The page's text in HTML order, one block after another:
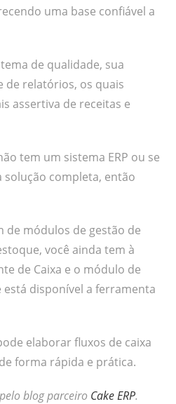
uma base confiável a
de qualidade, sua
de relatórios, os quais
assertiva de receitas e
tem um sistema ERP ou se
completa, então
de módulos de gestão de
você ainda tem à
de Caixa e o módulo de
disponível a ferramenta
elaborar fluxos de caixa
forma rápida e prática.
blog parceiro Cake ERP.